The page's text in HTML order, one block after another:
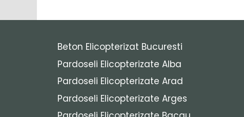
Beton Elicopterizat Bucuresti
Pardoseli Elicopterizate Alba
Pardoseli Elicopterizate Arad
Pardoseli Elicopterizate Arges